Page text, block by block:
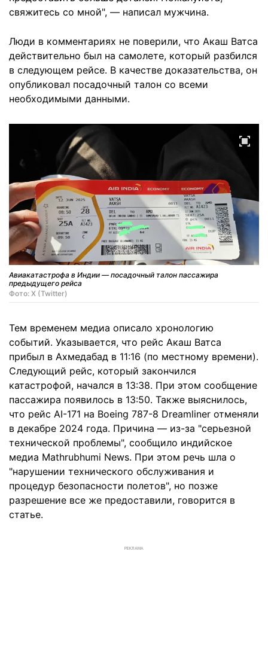
свяжитесь со мной", — написал мужчина.
Люди в комментариях не поверили, что Акаш Ватса
действительно был на самолете, который разбился
в следующем рейсе. В качестве доказательства, он
опубликовал посадочный талон со всеми
необходимыми данными.
Авиакатастрофа в Индии — посадочный талон пассажира
предыдущего рейса
Фото: X (Twitter)
Тем временем медиа описало хронологию
событий. Указывается, что рейс Акаш Ватса
прибыл в Ахмедабад в 11:16 (по местному времени).
Следующий рейс, который закончился
катастрофой, начался в 13:38. При этом сообщение
пассажира появилось в 13:50. Также выяснилось,
что рейс AI-171 на Boeing 787-8 Dreamliner отменяли
в декабре 2024 года. Причина — из-за "серьезной
технической проблемы", сообщило индийское
медиа Mathrubhumi News. При этом речь шла о
"нарушении технического обслуживания и
процедур безопасности полетов", но позже
разрешение все же предоставили, говорится в
статье.
РЕКЛАМА